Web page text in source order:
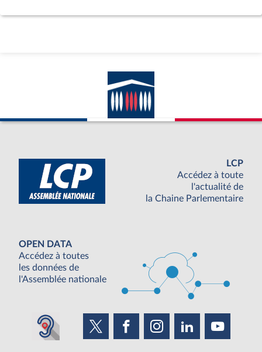
LCP
Accédez à toute
l'actualité de
la Chaine Parlementaire
OPEN DATA
Accédez à toutes
les données de
l'Assemblée nationale